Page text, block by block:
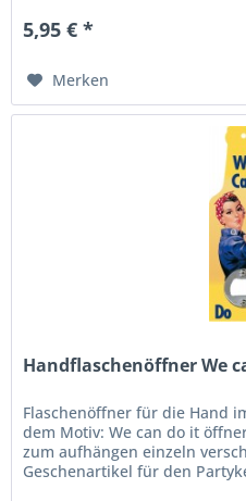
5,95 € *
Merken
Handflaschenöffner We
Flaschenöffner für die Hand
dem Motiv: We can do it
zum aufhängen einzeln
Geschenartikel für den